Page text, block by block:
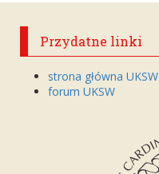
Przydatne linki
strona główna UKSW
forum UKSW